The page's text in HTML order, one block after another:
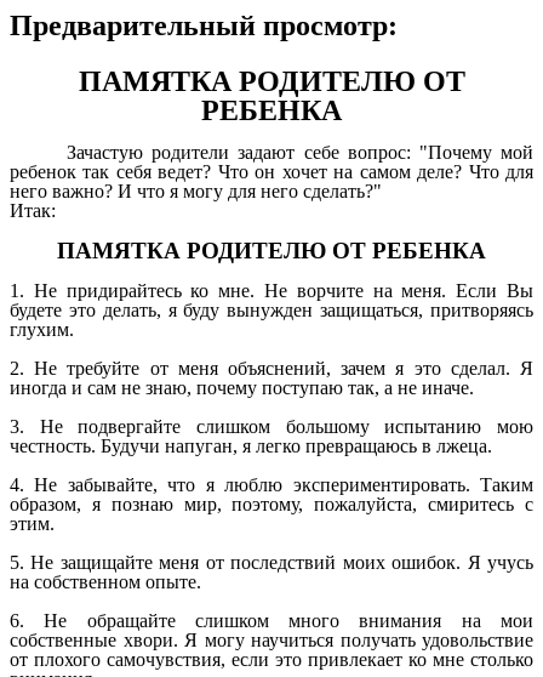
Предварительный просмотр:
ПАМЯТКА РОДИТЕЛЮ ОТ
РЕБЕНКА
Зачастую родители задают себе вопрос: "Почему мой
ребенок так себя ведет? Что он хочет на самом деле? Что для
него важно? И что я могу для него сделать?"
Итак:
ПАМЯТКА РОДИТЕЛЮ ОТ РЕБЕНКА
1. Не придирайтесь ко мне. Не ворчите на меня. Если Вы
будете это делать, я буду вынужден защищаться, притворяясь
глухим.
2. Не требуйте от меня объяснений, зачем я это сделал. Я
иногда и сам не знаю, почему поступаю так, а не иначе.
3. Не подвергайте слишком большому испытанию мою
честность. Будучи напуган, я легко превращаюсь в лжеца.
4. Не забывайте, что я люблю экспериментировать. Таким
образом, я познаю мир, поэтому, пожалуйста, смиритесь с
этим.
5. Не защищайте меня от последствий моих ошибок. Я учусь
на собственном опыте.
6. Не обращайте слишком много внимания на мои
собственные хвори. Я могу научиться получать удовольствие
от плохого самочувствия, если это привлекает ко мне столько